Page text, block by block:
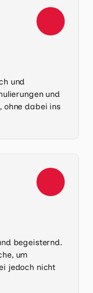
und
und
ohne dabei ins
begeisternd.
um
jedoch nicht